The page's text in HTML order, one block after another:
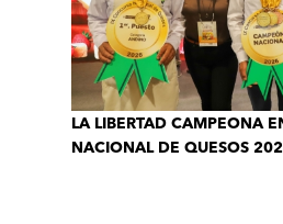
LA LIBERTAD CAMPEONA
NACIONAL DE QUESOS